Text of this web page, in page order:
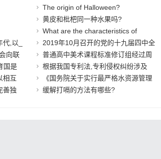
The origin of Halloween?
黄皮和枇杷同一种水果吗?
What are the characteristics of
,以_
2019年10月召开的党的十九届四中全
向联
普通高中美术课程标准修订组经过周
国是
根据我国专利法,专利侵权纠纷涉及
相互
《国务院关于实行最严格水资源管理
善独 缓解打嗝的方法有哪些?